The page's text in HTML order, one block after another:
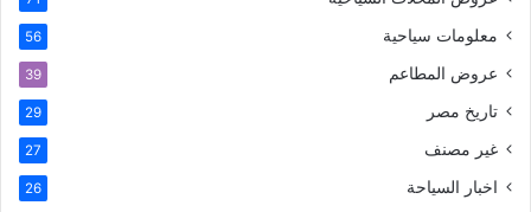
معلومات سياحية 56
عروض المطاعم 39
تاريخ مصر 29
غير مصنف 27
اخبار السياحة 26